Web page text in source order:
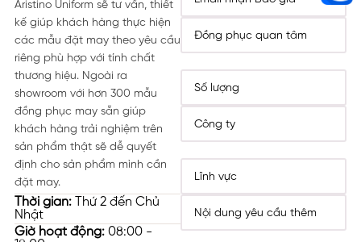
Aristino Uniform sẽ tư vấn, thiết
kế giúp khách hàng thực hiện
các mẫu đặt may theo yêu cầu
riêng phù hợp với tính chất
thương hiệu. Ngoài ra
showroom với hơn 300 mẫu
đồng phục may sẵn giúp
khách hàng trải nghiệm trên
sản phẩm thật sẽ dễ quyết
định cho sản phẩm mình cần
đặt may.
Thời gian:Thứ 2 đến Chủ
Nhật
Giờ hoạt động:08:00 -